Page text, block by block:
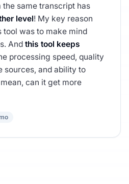
same transcript has
level! My key reason
tool was to make mind
And this tool keeps
processing speed, quality
sources, and ability to
can it get more